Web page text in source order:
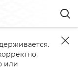
Даниэля
или